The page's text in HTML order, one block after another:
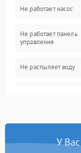
Вода
Гигиена
Программное
Не работает насос
Не работает панель
управления
Не распыляет воду
Проблемы с
У